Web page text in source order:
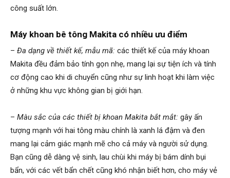
công suất lớn.
Máy khoan bê tông Makita có nhiều ưu điểm
– Đa dạng về thiết kế, mẫu mã: các thiết kế của máy khoan
Makita đều đảm bảo tính gọn nhẹ, mang lại sự tiện ích và tính
cơ động cao khi di chuyển cũng như sự linh hoạt khi làm việc
ở những khu vực không gian bị giới hạn.
– Màu sắc của các thiết bị khoan Makita bắt mắt: gây ấn
tượng mạnh với hai tông màu chính là xanh lá đậm và đen
mang lại cảm giác mạnh mẽ cho cả máy và người sử dụng.
Bạn cũng dễ dàng vệ sinh, lau chùi khi máy bị bám dính bụi
bẩn, với các vết bẩn chết cũng khó nhận biết hơn, cho máy vẻ